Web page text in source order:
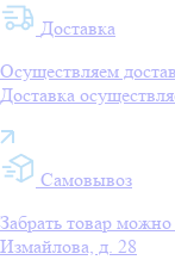
Доставка
Осуществляем
Доставка
Самовывоз
Забрать товар можно
Измайлова, д. 28